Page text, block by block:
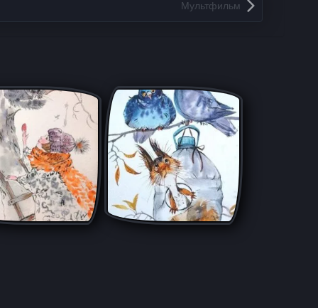
Мультфильм